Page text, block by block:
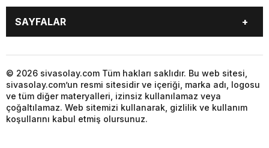
GÜNDEM
SPOR
YEREL HABERLER
SAYFALAR
KÜNYE
İLETİŞİM
© 2026 sivasolay.com Tüm hakları saklıdır. Bu web sitesi,
sivasolay.com’un resmi sitesidir ve içeriği, marka adı, logosu
ve tüm diğer materyalleri, izinsiz kullanılamaz veya
çoğaltılamaz. Web sitemizi kullanarak, gizlilik ve kullanım
koşullarını kabul etmiş olursunuz.